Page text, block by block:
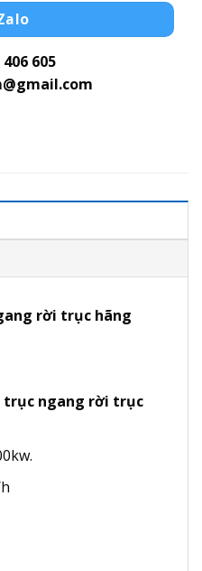
406 605
rời trục hãng
trục ngang rời trục